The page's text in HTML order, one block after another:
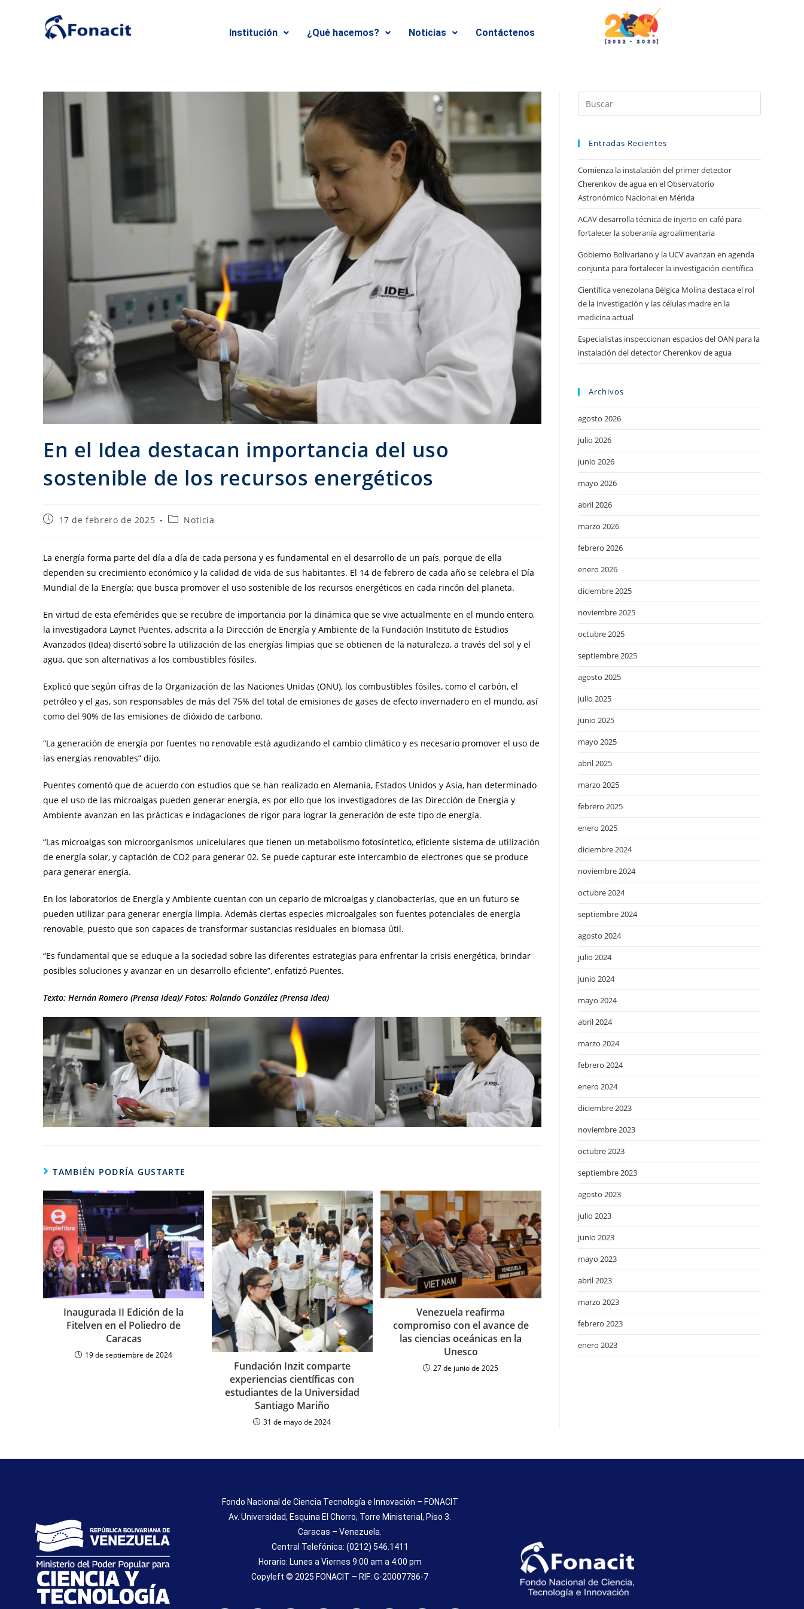
Institución ¿Qué hacemos? Noticias Contáctenos
En el Idea destacan importancia del uso
sostenible de los recursos energéticos
17 de febrero de 2025 Noticia
La energía forma parte del día a día de cada persona y es fundamental en el desarrollo de un país, porque de ella
dependen su crecimiento económico y la calidad de vida de sus habitantes. El 14 de febrero de cada año se celebra el Día
Mundial de la Energía; que busca promover el uso sostenible de los recursos energéticos en cada rincón del planeta.
En virtud de esta efemérides que se recubre de importancia por la dinámica que se vive actualmente en el mundo entero,
la investigadora Laynet Puentes, adscrita a la Dirección de Energía y Ambiente de la Fundación Instituto de Estudios
Avanzados (Idea) disertó sobre la utilización de las energías limpias que se obtienen de la naturaleza, a través del sol y el
agua, que son alternativas a los combustibles fósiles.
Explicó que según cifras de la Organización de las Naciones Unidas (ONU), los combustibles fósiles, como el carbón, el
petróleo y el gas, son responsables de más del 75% del total de emisiones de gases de efecto invernadero en el mundo, así
como del 90% de las emisiones de dióxido de carbono.
“La generación de energía por fuentes no renovable está agudizando el cambio climático y es necesario promover el uso de
las energías renovables” dijo.
Puentes comentó que de acuerdo con estudios que se han realizado en Alemania, Estados Unidos y Asia, han determinado
que el uso de las microalgas pueden generar energía, es por ello que los investigadores de las Dirección de Energía y
Ambiente avanzan en las prácticas e indagaciones de rigor para lograr la generación de este tipo de energía.
“Las microalgas son microorganismos unicelulares que tienen un metabolismo fotosíntetico, eficiente sistema de utilización
de energía solar, y captación de CO2 para generar 02. Se puede capturar este intercambio de electrones que se produce
para generar energía.
En los laboratorios de Energía y Ambiente cuentan con un cepario de microalgas y cianobacterias, que en un futuro se
pueden utilizar para generar energía limpia. Además ciertas especies microalgales son fuentes potenciales de energía
renovable, puesto que son capaces de transformar sustancias residuales en biomasa útil.
“Es fundamental que se eduque a la sociedad sobre las diferentes estrategias para enfrentar la crisis energética, brindar
posibles soluciones y avanzar en un desarrollo eficiente”, enfatizó Puentes.
Texto: Hernán Romero (Prensa Idea)/ Fotos: Rolando González (Prensa Idea)
TAMBIÉN PODRÍA GUSTARTE
Inaugurada II Edición de la
Fitelven en el Poliedro de
Caracas
19 de septiembre de 2024
Fundación Inzit comparte
experiencias científicas con
estudiantes de la Universidad
Santiago Mariño
31 de mayo de 2024
Venezuela reafirma
compromiso con el avance de
las ciencias oceánicas en la
Unesco
27 de junio de 2025
Entradas Recientes
Comienza la instalación del primer detector
Cherenkov de agua en el Observatorio
Astronómico Nacional en Mérida
ACAV desarrolla técnica de injerto en café para
fortalecer la soberanía agroalimentaria
Gobierno Bolivariano y la UCV avanzan en agenda
conjunta para fortalecer la investigación científica
Científica venezolana Bélgica Molina destaca el rol
de la investigación y las células madre en la
medicina actual
Especialistas inspeccionan espacios del OAN para la
instalación del detector Cherenkov de agua
Archivos
agosto 2026
julio 2026
junio 2026
mayo 2026
abril 2026
marzo 2026
febrero 2026
enero 2026
diciembre 2025
noviembre 2025
octubre 2025
septiembre 2025
agosto 2025
julio 2025
junio 2025
mayo 2025
abril 2025
marzo 2025
febrero 2025
enero 2025
diciembre 2024
noviembre 2024
octubre 2024
septiembre 2024
agosto 2024
julio 2024
junio 2024
mayo 2024
abril 2024
marzo 2024
febrero 2024
enero 2024
diciembre 2023
noviembre 2023
octubre 2023
septiembre 2023
agosto 2023
julio 2023
junio 2023
mayo 2023
abril 2023
marzo 2023
febrero 2023
enero 2023
Fondo Nacional de Ciencia Tecnología e Innovación – FONACIT
Av. Universidad, Esquina El Chorro, Torre Ministerial, Piso 3.
Caracas – Venezuela.
Central Telefónica: (0212) 546.1411
Horario: Lunes a Viernes 9:00 am a 4:00 pm
Copyleft © 2025 FONACIT – RIF: G-20007786-7